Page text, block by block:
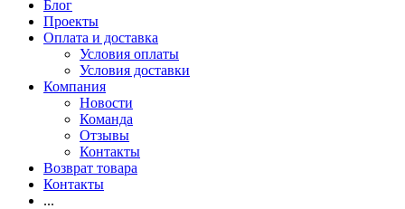
Блог
Проекты
Оплата и доставка
Условия оплаты
Условия доставки
Компания
Новости
Команда
Отзывы
Контакты
Возврат товара
Контакты
...